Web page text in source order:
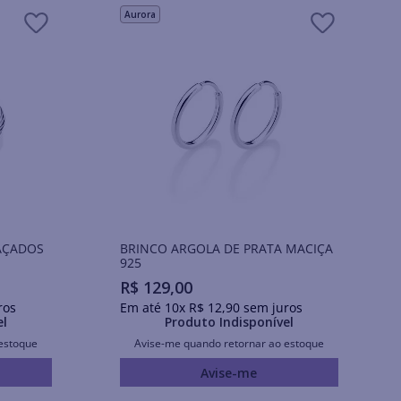
Aurora
BRINCO ARGOLA DE PRATA MACIÇA
925
R$ 129,00
Em até 10x R$ 12,90sem juros
Produto Indisponível
Avise-me quando retornar ao estoque
Avise-me